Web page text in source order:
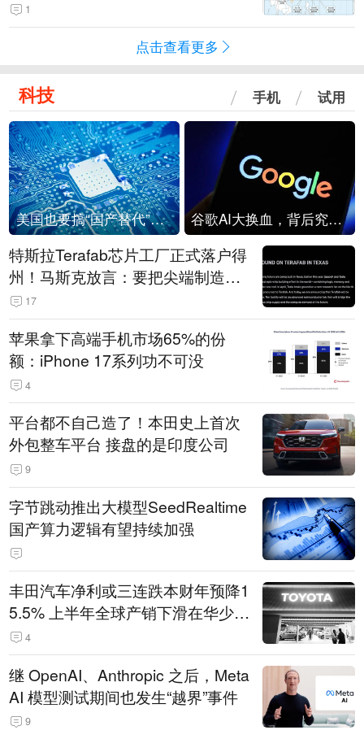
1
点击查看更多
科技 手机 试用
美国也要搞“国产替代”？先算清三笔账 谷歌AI大换血，背后究竟发生了什么？
特斯拉Terafab芯片工厂正式落户得
州！马斯克放言：要把尖端制造带
回美国
17
苹果拿下高端手机市场65%的份
额：iPhone 17系列功不可没
4
平台都不自己造了！本田史上首次
外包整车平台 接盘的是印度公司
9
字节跳动推出大模型SeedRealtime
国产算力逻辑有望持续加强
丰田汽车净利或三连跌本财年预降1
5.5% 上半年全球产销下滑在华少卖
14.3万辆
4
继 OpenAI、Anthropic 之后，Meta
AI 模型测试期间也发生“越界”事件
9